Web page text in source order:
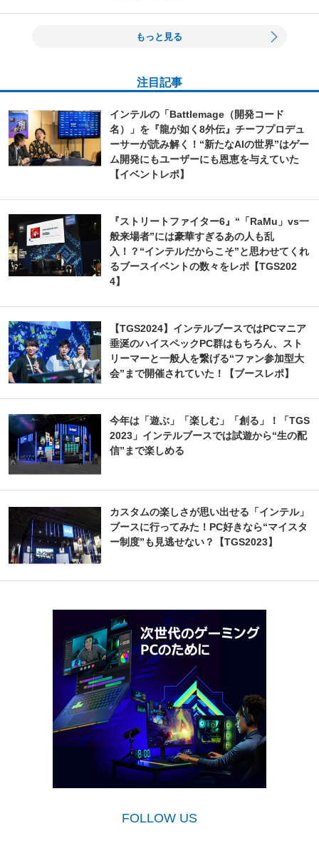
もっと見る
注目記事
インテルの「Battlemage（開発コード
名）」を『龍が如く8外伝』チーフプロデュ
ーサーが読み解く！“新たなAIの世界”はゲー
ム開発にもユーザーにも恩恵を与えていた
【イベントレポ】
『ストリートファイター6』“「RaMu」vs一
般来場者”には豪華すぎるあの人も乱
入！？“インテルだからこそ”と思わせてくれ
るブースイベントの数々をレポ【TGS202
4】
【TGS2024】インテルブースではPCマニア
垂涎のハイスペックPC群はもちろん、スト
リーマーと一般人を繋げる“ファン参加型大
会”まで開催されていた！【ブースレポ】
今年は「遊ぶ」「楽しむ」「創る」！「TGS
2023」インテルブースでは試遊から“生の配
信”まで楽しめる
カスタムの楽しさが思い出せる「インテル」
ブースに行ってみた！PC好きなら“マイスタ
ー制度”も見逃せない？【TGS2023】
FOLLOW US